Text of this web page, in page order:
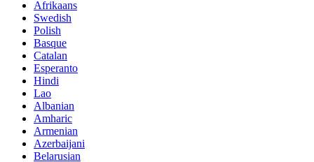
Afrikaans
Swedish
Polish
Basque
Catalan
Esperanto
Hindi
Lao
Albanian
Amharic
Armenian
Azerbaijani
Belarusian